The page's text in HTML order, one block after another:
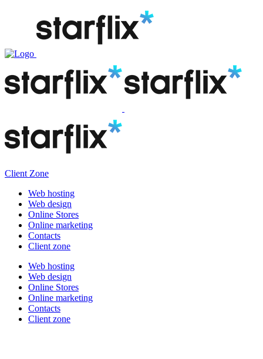
Client Zone
Web hosting
Web design
Online Stores
Online marketing
Contacts
Client zone
Web hosting
Web design
Online Stores
Online marketing
Contacts
Client zone